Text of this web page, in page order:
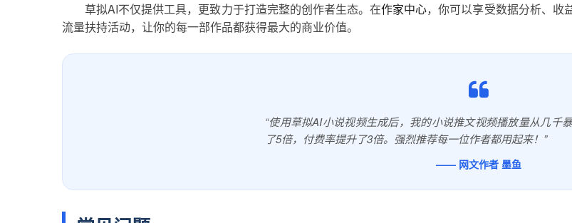
草拟AI不仅提供工具，更致力于打造完整的创作者生态。在作家中心，你可以享受数据分析、收
流量扶持活动，让你的每一部作品都获得最大的商业价值。
“使用草拟AI小说视频生成后，我的小说推文视频播放量从几千
了5倍，付费率提升了3倍。强烈推荐每一位作者都用起来！”
—— 网文作者 墨鱼